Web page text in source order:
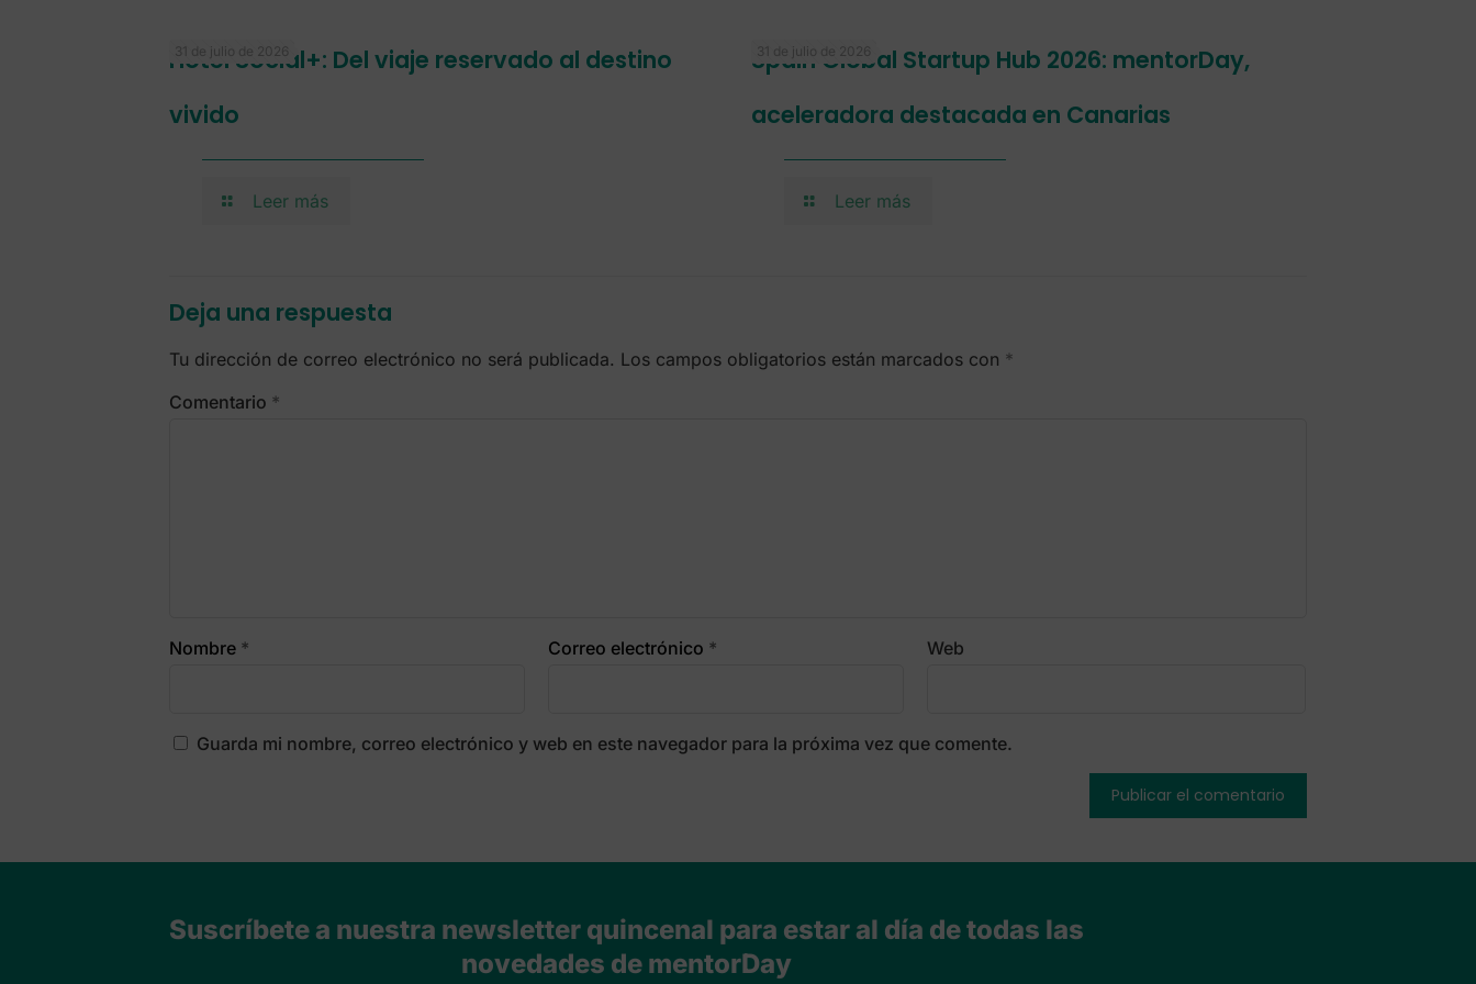
31 de julio de 2026
Hotel Social+: Del viaje reservado al destino
vivido
Leer más
31 de julio de 2026
Spain Global Startup Hub 2026: mentorDay,
aceleradora destacada en Canarias
Leer más
Deja una respuesta
Tu dirección de correo electrónico no será publicada. Los campos obligatorios están marcados con *
Comentario *
Nombre * Correo electrónico * Web
Guarda mi nombre, correo electrónico y web en este navegador para la próxima vez que comente.
Suscríbete a nuestra newsletter quincenal para estar al día de todas las
novedades de mentorDay